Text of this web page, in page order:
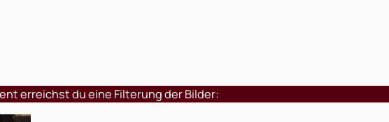
erreichst du eine Filterung der Bilder: